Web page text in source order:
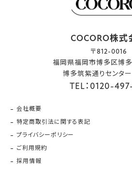
COCORO株式
〒812-0016
福岡県福岡市博多区博
博多筑紫通りセンタ
TEL：0120-
会社概要
特定商取引法に関する表記
プライバシーポリシー
ご利用規約
採用情報